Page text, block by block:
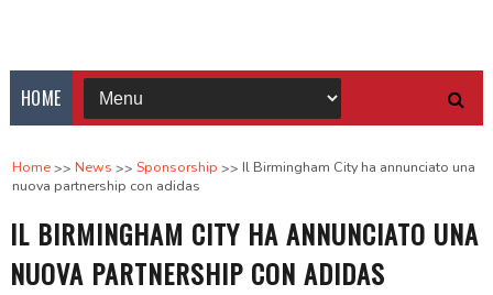
HOME
Home News Sponsorship
Il Birmingham City ha annunciato una
nuova partnership con adidas
IL BIRMINGHAM CITY HA ANNUNCIATO UNA
NUOVA PARTNERSHIP CON ADIDAS